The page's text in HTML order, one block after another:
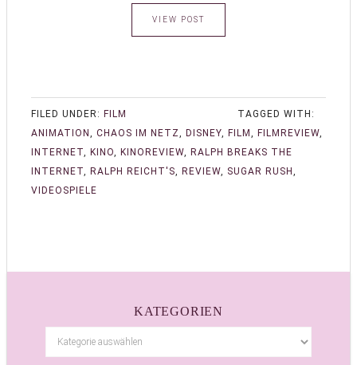
VIEW POST
FILED UNDER: FILM
TAGGED WITH:
ANIMATION , CHAOS IM NETZ, DISNEY, FILM , FILMREVIEW,
INTERNET, KINO, KINOREVIEW, RALPH BREAKS THE
INTERNET, RALPH REICHT'S, REVIEW, SUGAR RUSH ,
VIDEOSPIELE
KATEGORIEN